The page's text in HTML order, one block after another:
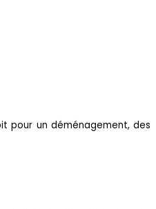
pour un déménagement, des